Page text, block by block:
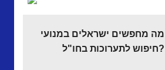
מה מחפשים ישראלים במנועי
חיפוש לתערוכות בחו"ל?